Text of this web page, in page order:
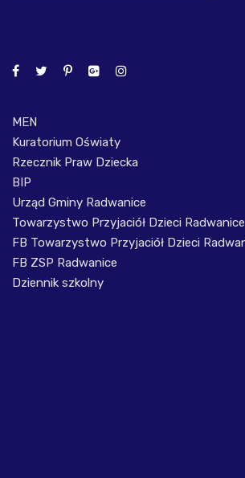
MEN
Kuratorium Oświaty
Rzecznik Praw Dziecka
BIP
Urząd Gminy Radwanice
Towarzystwo Przyjaciół Dzieci Radwanice
FB Towarzystwo Przyjaciół Dzieci
FB ZSP Radwanice
Dziennik szkolny